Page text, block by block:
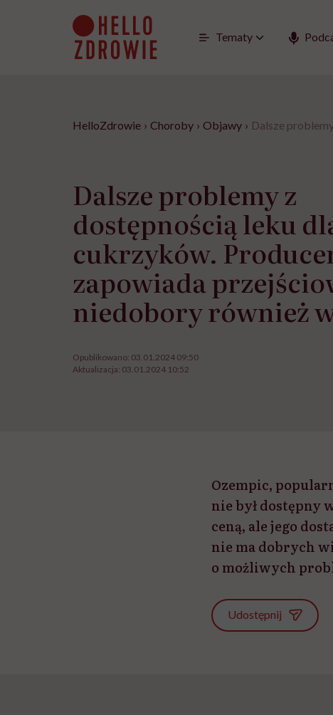
Tematy
HelloZdrowie › Choroby › Objawy › Dalsze
Dalsze problemy z
dostępnością leku
cukrzyków.
zapowiada
niedobory również
Opublikowano: 03.01.2024 09:50
Aktualizacja: 03.01.2024 10:52
Ozempic,
nie był dostępny
ceną, ale jego
nie ma dobrych
o możliwych
Udostępnij